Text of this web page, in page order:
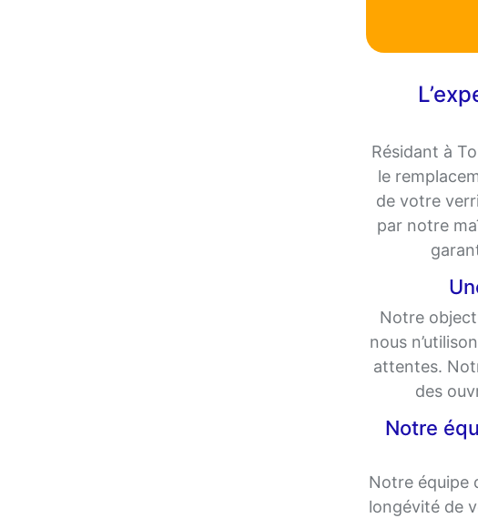
Résidant à
le
de votre
par notre
Notre
nous
attentes.
des
Notre
Notre équipe
longévité de